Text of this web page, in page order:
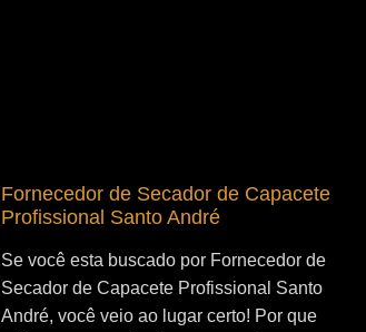
Fornecedor de Secador de Capacete
Profissional Santo André
Se você esta buscado por Fornecedor de
Secador de Capacete Profissional Santo
André, você veio ao lugar certo! Por que